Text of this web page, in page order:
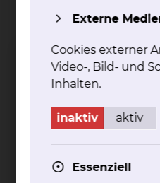
Patientinnen
vollstationäre Betten
Externe
Cookies externer
Video-, Bild- und
Inhalten.
inaktiv aktiv
Essenziell